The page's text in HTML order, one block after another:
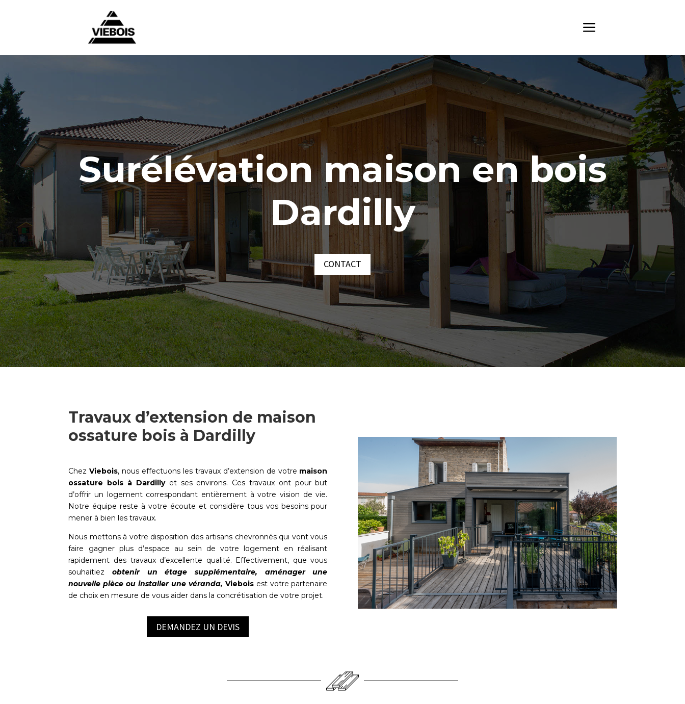
Surélévation maison en bois
Dardilly
CONTACT
Travaux d’extension de maison
ossature bois à Dardilly
ChezViebois, nous effectuons les travaux d’extension de votre maison
ossature bois à Dardillyet ses environs. Ces travaux ont pour but
d’offrir un logement correspondant entièrement à votre vision de vie.
Notre équipe reste à votre écoute et considère tous vos besoins pour
mener à bien les travaux.
Nous mettons à votre disposition des artisans chevronnés qui vont vous
faire gagner plus d’espace au sein de votre logement en réalisant
rapidement des travaux d’excellente qualité. Effectivement, que vous
souhaitiezobtenir un étage supplémentaire, aménager une
nouvelle pièce ou installer une véranda, Vieboisest votre partenaire
de choix en mesure de vous aider dans la concrétisation de votre projet.
DEMANDEZ UN DEVIS